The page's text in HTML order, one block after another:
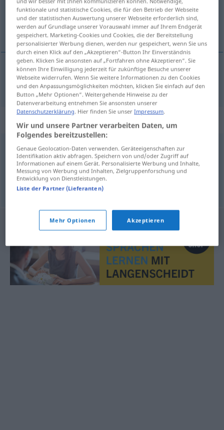
Übersicht aller Übersetzungen
(Für mehr Details die Übersetzung anklicken/antippen)
spießig → siehe „spießbürgerlich“
Synonyme für "spießig"
bieder,provinziell,engstirnig,kleinbürgerlich,
philisterhaft,spießbürgerlich,borniert
© OpenThesaurus.de
funktionale und statistische Cookies, die für den Betrieb der Webseite
und der statistischen Auswertung unserer Webseite erforderlich sind,
werden auf Grundlage unserer Vorauswahl immer auf Ihrem Endgerät
gespeichert. Marketing-Cookies und Cookies, die der Bereitstellung
personalisierter Werbung dienen, werden nur gespeichert, wenn Sie uns
durch einen Klick auf den „Akzeptieren“-Button Ihr Einverständnis
geben. Klicken Sie ansonsten auf „Fortfahren ohne Akzeptieren“. Sie
können Ihre Einwilligung jederzeit für zukünftige Besuche unserer
Webseite widerrufen. Wenn Sie weitere Informationen zu den Cookies
und den Anpassungsmöglichkeiten möchten, klicken Sie einfach auf den
Button „Mehr Optionen“. Weitergehende Hinweise zu der
Datenverarbeitung entnehmen Sie ansonsten unserer
Datenschutzerklärung. Hier finden Sie unserImpressum.
Wir und unsere Partner verarbeiten Daten, um
Folgendes bereitzustellen:
Genaue Geolocation-Daten verwenden. Geräteeigenschaften zur
Identifikation aktiv abfragen. Speichern von und/oder Zugriff auf
Informationen auf einem Gerät. Personalisierte Werbung und Inhalte,
Messung von Werbung und Inhalten, Zielgruppenforschung und
Entwicklung von Dienstleistungen.
Liste der Partner (Lieferanten)
Mehr Optionen Akzeptieren